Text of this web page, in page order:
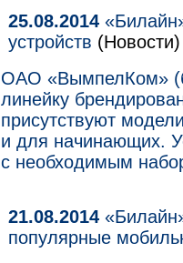
25.08.2014
устройств (Новости)
ОАО «ВымпелКом»
линейку
присутствуют
и для начинающих.
с необходимым
21.08.2014
популярные